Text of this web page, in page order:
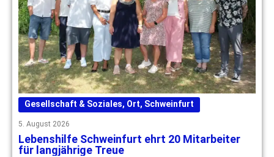
Gesellschaft & Soziales, Ort, Schweinfurt
5. August 2026
Lebenshilfe Schweinfurt ehrt 20 Mitarbeiter
für langjährige Treue